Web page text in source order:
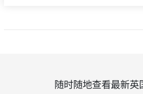
随时随地查看最新英